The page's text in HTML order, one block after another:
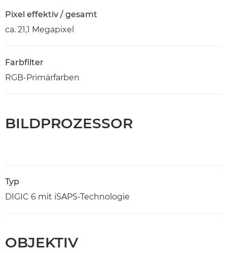
Pixel effektiv / gesamt
ca. 21,1 Megapixel
Farbfilter
RGB-Primärfarben
BILDPROZESSOR
Typ
DIGIC 6 mit iSAPS-Technologie
OBJEKTIV